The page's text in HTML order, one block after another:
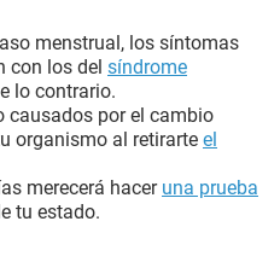
menstrual, los síntomas
con los del síndrome
lo contrario.
causados por el cambio
organismo al retirarte el
merecerá hacer una prueba
tu estado.